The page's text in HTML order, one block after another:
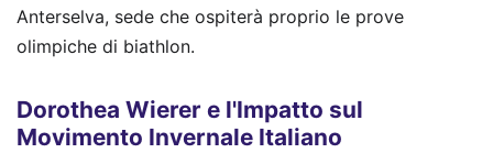
Anterselva, sede che ospiterà proprio le prove
olimpiche di biathlon.
Dorothea Wierer e l'Impatto sul
Movimento Invernale Italiano